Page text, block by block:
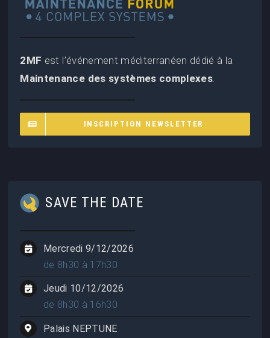
2MF est l’événement méditerranéen dédié à la
Maintenance des systèmes complexes.
INSCRIPTION NEWSLETTER
SAVE THE DATE
Mercredi 9/12/2026
de 8h30 à 17h30
Jeudi 10/12/2026
de 8h30 à 16h30
Palais NEPTUNE